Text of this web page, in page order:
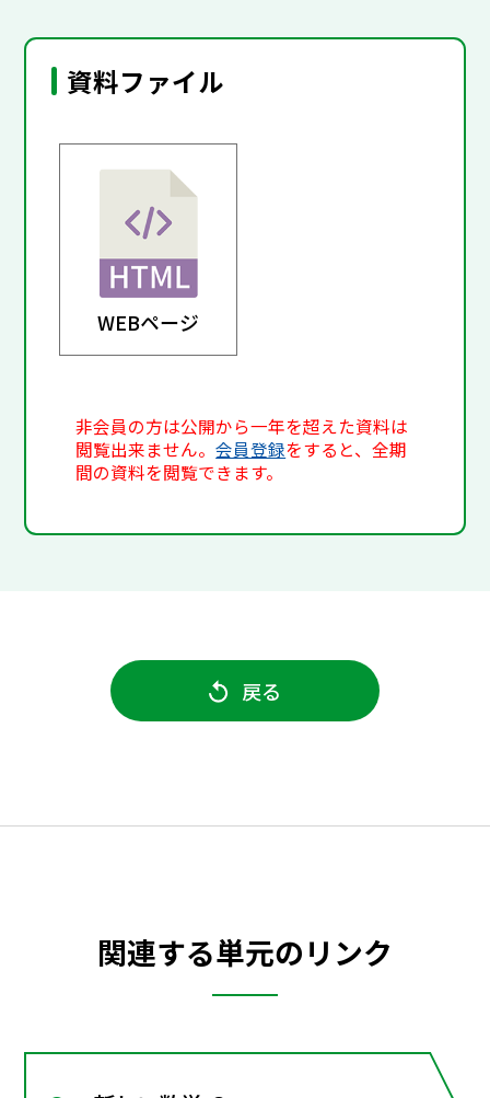
資料ファイル
WEBページ
非会員の方は公開から一年を超えた資料は
閲覧出来ません。会員登録をすると、全期
間の資料を閲覧できます。
戻る
関連する単元のリンク